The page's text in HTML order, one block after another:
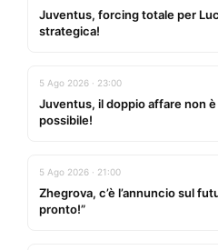
Juventus, forcing totale per
strategica!
5 Ago 2026 · 23:00
Juventus, il doppio affare non
possibile!
5 Ago 2026 · 21:00
Zhegrova, c’è l’annuncio sul
pronto!”